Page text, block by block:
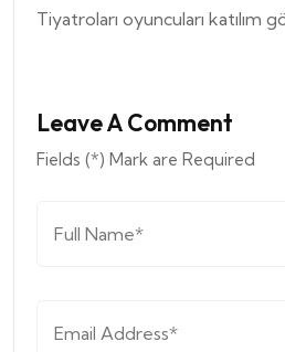
Tiyatroları oyuncuları katılım
Leave A Comment
Fields (*) Mark are Required